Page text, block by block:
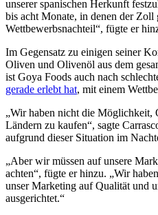
unserer spanischen Herkunft
bis acht Monate, in denen der Zoll
Wettbewerbsnachteil“, fügte er
Im Gegensatz zu einigen seiner
Oliven und Olivenöl aus dem
ist Goya Foods auch nach
gerade erlebt hat, mit einem
„Wir haben nicht die Möglichkeit,
Ländern zu kaufen“, sagte
aufgrund dieser Situation im
„Aber wir müssen auf unsere
achten“, fügte er hinzu. „Wir
unser Marketing auf Qualität und
ausgerichtet.“